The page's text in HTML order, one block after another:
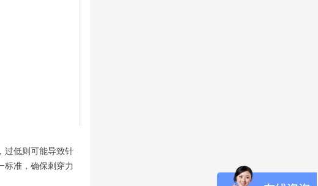
过低则可能导致针
标准，确保刺穿力